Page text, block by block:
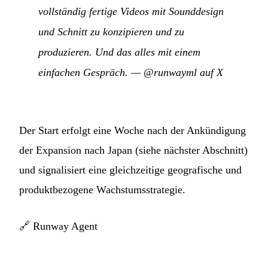
vollständig fertige Videos mit Sounddesign
und Schnitt zu konzipieren und zu
produzieren. Und das alles mit einem
einfachen Gespräch. — @runwayml auf X
Der Start erfolgt eine Woche nach der Ankündigung
der Expansion nach Japan (siehe nächster Abschnitt)
und signalisiert eine gleichzeitige geografische und
produktbezogene Wachstumsstrategie.
🔗 Runway Agent